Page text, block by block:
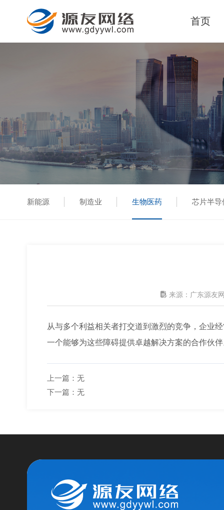
首页
新能源 制造业 生物医药 芯片半导
 来源：广东源友
从与多个利益相关者打交道到激烈的竞争，企业
一个能够为这些障碍提供卓越解决方案的合作伙
上一篇：无
下一篇：无